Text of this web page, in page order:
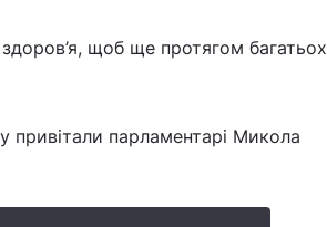
щоб ще протягом багатьох
привітали парламентарі Микола